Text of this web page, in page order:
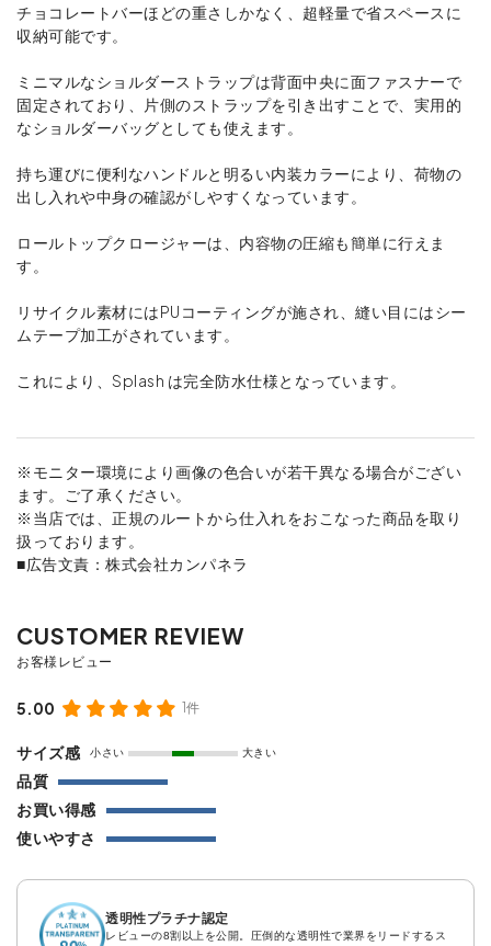
チョコレートバーほどの重さしかなく、超軽量で省スペースに
収納可能です。
ミニマルなショルダーストラップは背面中央に面ファスナーで
固定されており、片側のストラップを引き出すことで、実用的
なショルダーバッグとしても使えます。
持ち運びに便利なハンドルと明るい内装カラーにより、荷物の
出し入れや中身の確認がしやすくなっています。
ロールトップクロージャーは、内容物の圧縮も簡単に行えま
す。
リサイクル素材にはPUコーティングが施され、縫い目にはシー
ムテープ加工がされています。
これにより、Splash は完全防水仕様となっています。
※モニター環境により画像の色合いが若干異なる場合がござい
ます。ご了承ください。
※当店では、正規のルートから仕入れをおこなった商品を取り
扱っております。
■広告文責：株式会社カンパネラ
5.00 1件
サイズ感 小さい 大きい
品質
お買い得感
使いやすさ
透明性プラチナ認定
レビューの8割以上を公開。圧倒的な透明性で業界をリードするス